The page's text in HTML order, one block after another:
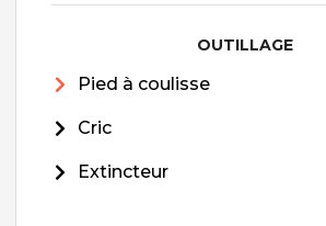
OUTILLAGE
Pied à coulisse
Cric
Extincteur